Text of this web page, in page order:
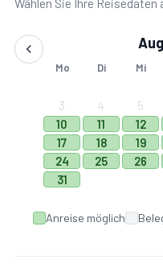
Wählen Sie Ihre Reisedaten
Mo Di Mi
3
4 5
10
11 12
17
18 19
24
25 26
31
Anreise möglich